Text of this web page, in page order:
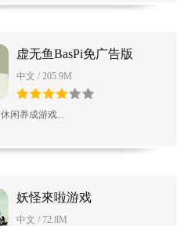
虚无鱼BasPi免广告版
中文 / 205.9M
休闲养成游戏...
妖怪來啦游戏
中文 / 72.8M